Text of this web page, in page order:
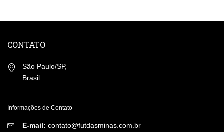
CONTATO
São Paulo/SP,
Brasil
Informações de Contato
E-mail: contato@futdasminas.com.br